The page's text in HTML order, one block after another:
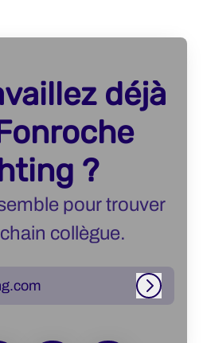
déjà
?
pour trouver
collègue.